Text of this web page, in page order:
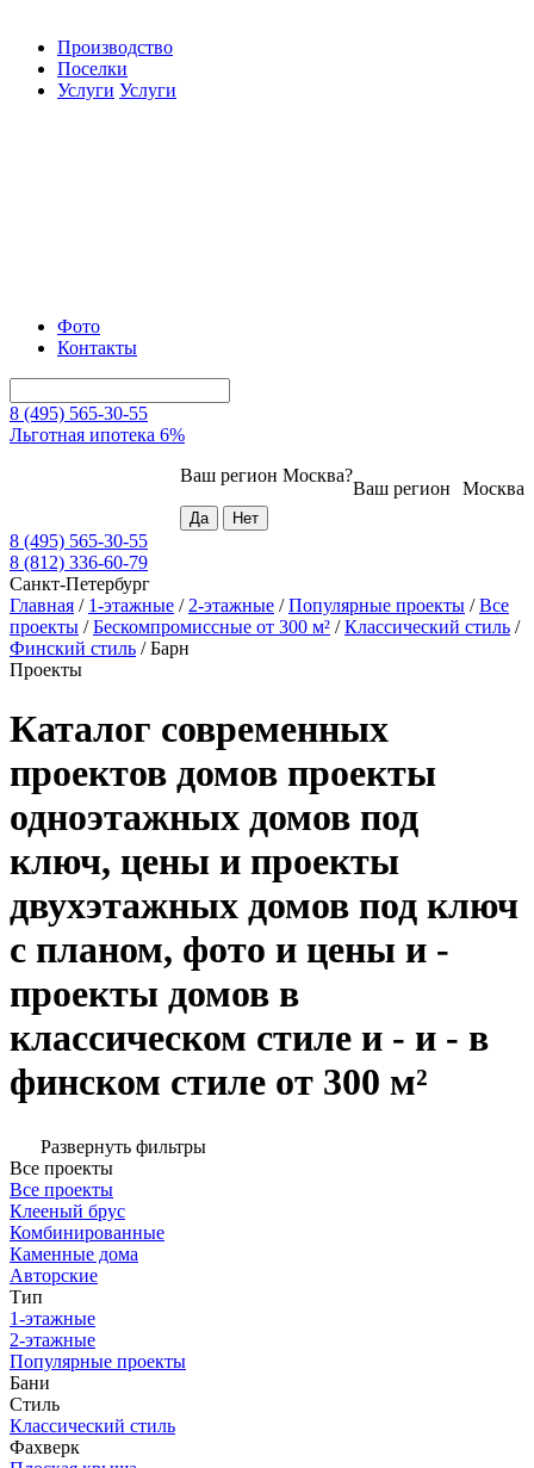
Производство
Поселки
Услуги Услуги
Фото
Контакты
8 (495) 565-30-55
Льготная ипотека 6%
Москва
Ваш регион
Ваш регион Москва?
8 (495) 565-30-55
8 (812) 336-60-79
Санкт-Петербург
Главная / 1-этажные / 2-этажные /Популярные проекты /Все
проекты /Бескомпромиссные от 300 м² /Классический стиль /
Финский стиль /Барн
Проекты
Каталог современных
проектов домов проекты
одноэтажных домов под
ключ, цены и проекты
двухэтажных домов под ключ
с планом, фото и цены и -
проекты домов в
классическом стиле и - и - в
финском стиле от 300 м²
Развернуть фильтры
Все проекты
Все проекты
Клееный брус
Комбинированные
Каменные дома
Авторские
Тип
1-этажные
2-этажные
Популярные проекты
Бани
Стиль
Классический стиль
Фахверк